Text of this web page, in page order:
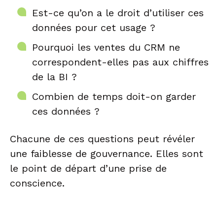
Est-ce qu’on a le droit d’utiliser ces
données pour cet usage ?
Pourquoi les ventes du CRM ne
correspondent-elles pas aux chiffres
de la BI ?
Combien de temps doit-on garder
ces données ?
Chacune de ces questions peut révéler
une faiblesse de gouvernance. Elles sont
le point de départ d’une prise de
conscience.